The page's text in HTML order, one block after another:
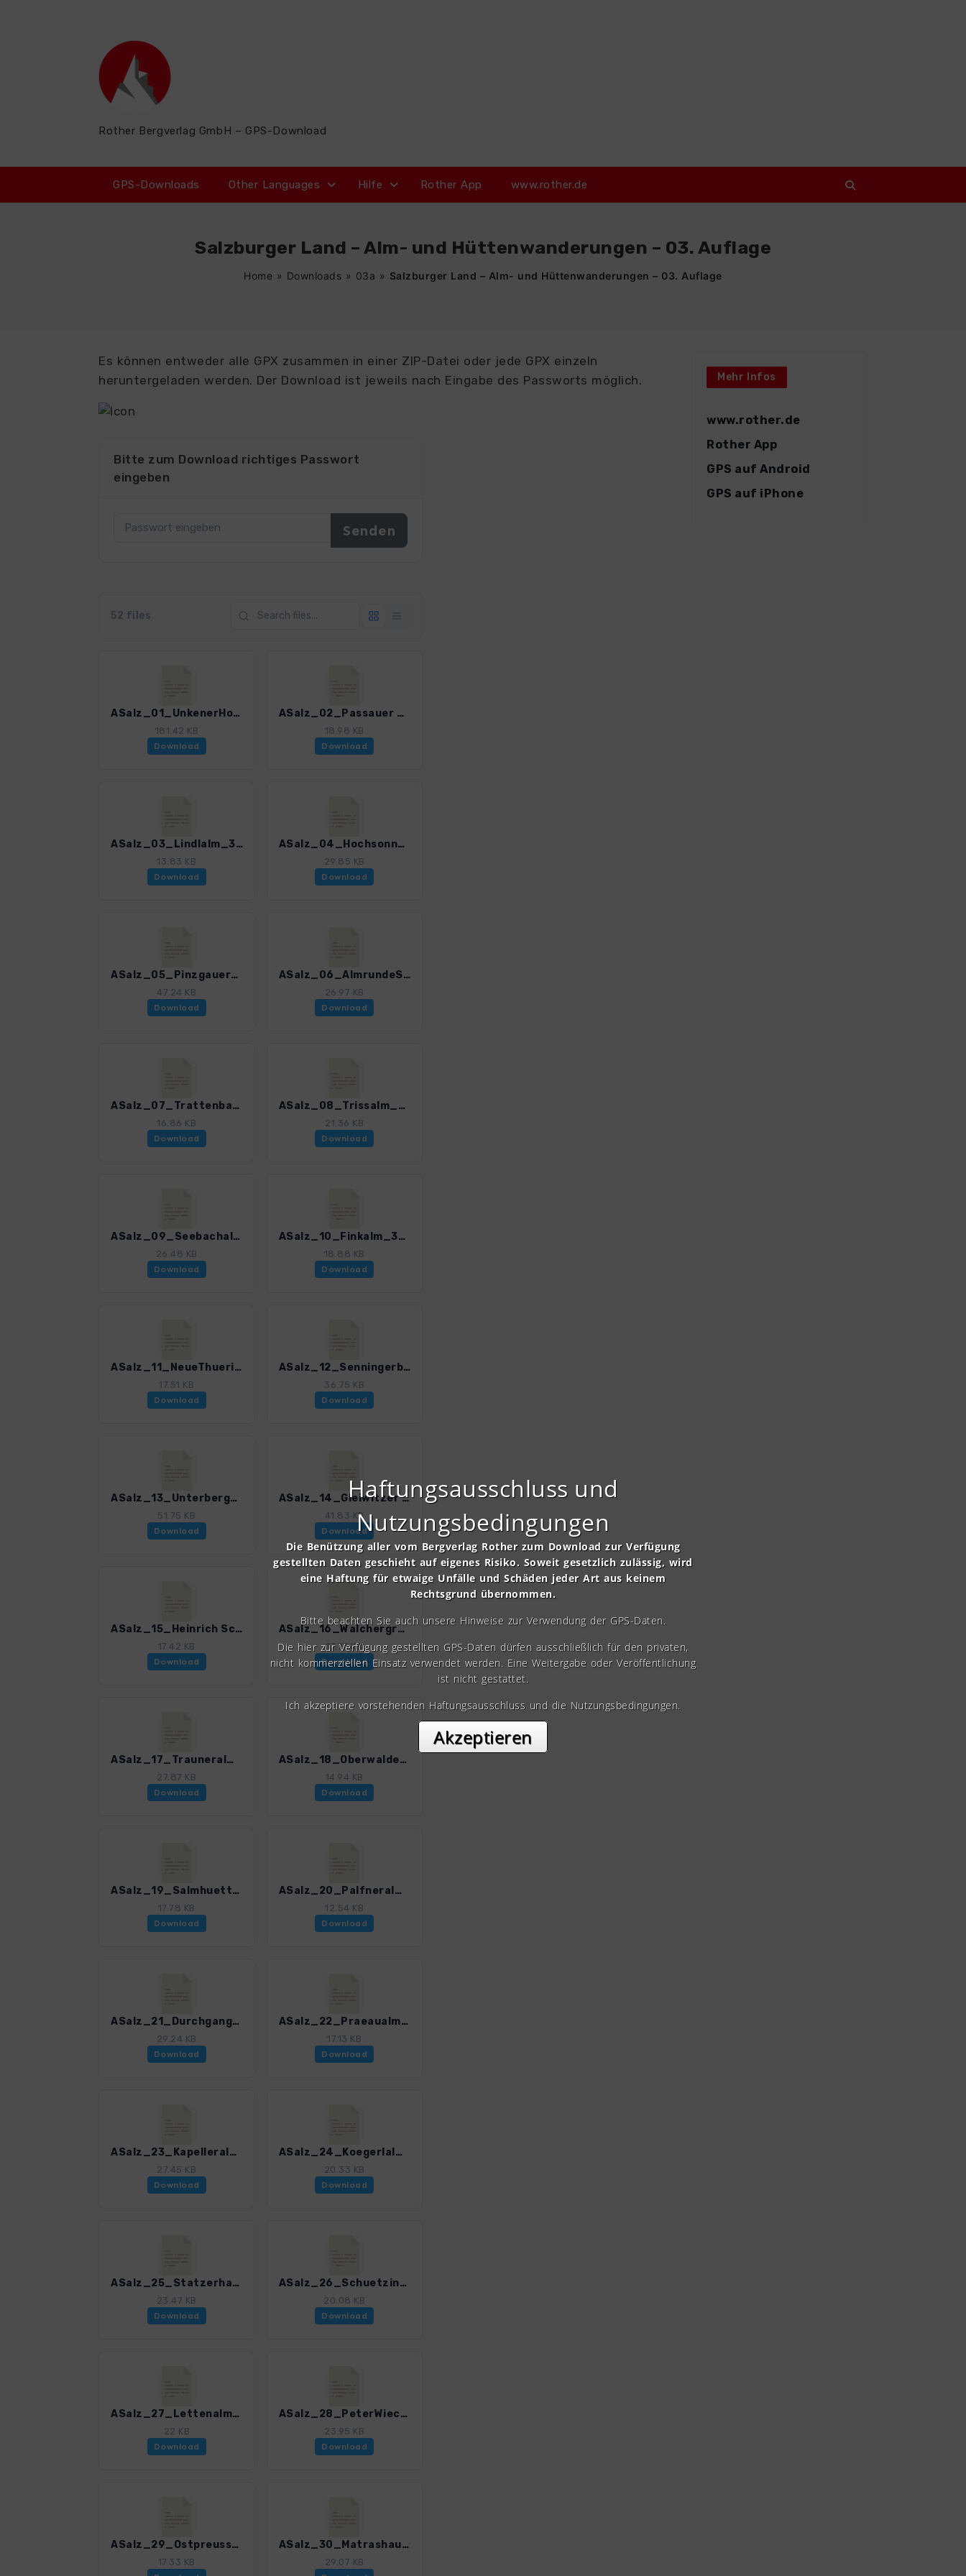
Rother Bergverlag GmbH – GPS-Download
GPS-Downloads Other Languages Hilfe Rother App www.rother.de
Salzburger Land – Alm- und Hüttenwanderungen – 03. Auflage
Home » Downloads » 03a » Salzburger Land – Alm- und Hüttenwanderungen – 03. Auflage
Es können entweder alle GPX zusammen in einer ZIP-Datei oder jede GPX einzeln
heruntergeladen werden. Der Download ist jeweils nach Eingabe des Passworts möglich.
Bitte zum Download richtiges Passwort
eingeben
52 files
ASalz_01_UnkenerHochalm_3055_3.gpx
181.42 KB
Download
ASalz_02_Passauer Huette_3055_3.gpx
18.98 KB
Download
ASalz_03_Lindlalm_3055_3.gpx
13.83 KB
Download
ASalz_04_Hochsonnbergalm_3055_3.gpx
29.85 KB
Download
ASalz_05_PinzgauerSpaziergang_3055_3.gpx
47.24 KB
Download
ASalz_06_AlmrundeSaalachursprung_3055_3.gpx
26.97 KB
Download
ASalz_07_Trattenbachalm_3055_3.gpx
16.86 KB
Download
ASalz_08_Trissalm_3055_3.gpx
21.36 KB
Download
ASalz_09_Seebachalm_3055_3.gpx
26.48 KB
Download
ASalz_10_Finkalm_3055_3.gpx
18.88 KB
Download
ASalz_11_NeueThueringerHuette_3055_3.gpx
17.51 KB
Download
ASalz_12_Senningerbraeualm_3055_3.gpx
36.75 KB
Download
ASalz_13_Unterbergalm_3055_3.gpx
51.75 KB
Download
ASalz_14_Gleiwitzer Huette_3055_3.gpx
41.83 KB
Download
ASalz_15_Heinrich Schwaiger Haus_3055_3.gpx
17.42 KB
Download
ASalz_16_Walchergrundalm_3055_3.gpx
17.77 KB
Download
ASalz_17_Trauneralm_3055_3.gpx
27.87 KB
Download
ASalz_18_Oberwalderhuette_3055_3.gpx
14.94 KB
Download
ASalz_19_Salmhuette_3055_3.gpx
17.78 KB
Download
ASalz_20_Palfneralm_3055_3.gpx
12.54 KB
Download
ASalz_21_Durchgangalm_3055_3.gpx
29.24 KB
Download
ASalz_22_Praeaualm_3055_3.gpx
17.13 KB
Download
ASalz_23_Kapelleralm_3055_3.gpx
27.45 KB
Download
ASalz_24_Koegerlalm_3055_3.gpx
20.33 KB
Download
ASalz_25_Statzerhaus_3055_3.gpx
23.47 KB
Download
ASalz_26_Schuetzingalm_3055_3.gpx
20.08 KB
Download
ASalz_27_Lettenalm_3055_3.gpx
22 KB
Download
ASalz_28_PeterWiechenthalerHuette_3055_3.gpx
23.95 KB
Download
ASalz_29_Ostpreussenhuette_3055_3.gpx
17.33 KB
ASalz_30_Matrashaus_3055_3.gpx
29.07 KB
Mehr Infos
www.rother.de
Rother App
GPS auf Android
GPS auf iPhone
Haftungsausschluss und
Nutzungsbedingungen
Die Benützung aller vom Bergverlag Rother zum Download zur Verfügung
gestellten Daten geschieht auf eigenes Risiko. Soweit gesetzlich zulässig, wird
eine Haftung für etwaige Unfälle und Schäden jeder Art aus keinem
Rechtsgrund übernommen.
Bitte beachten Sie auch unsere Hinweise zur Verwendung der GPS-Daten.
Die hier zur Verfügung gestellten GPS-Daten dürfen ausschließlich für den privaten,
nicht kommerziellen Einsatz verwendet werden. Eine Weitergabe oder Veröffentlichung
ist nicht gestattet.
Ich akzeptiere vorstehenden Haftungsausschluss und die Nutzungsbedingungen.
Akzeptieren